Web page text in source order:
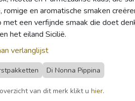
romige en aromatische smaken
een verfijnde smaak die doet
het eiland Sicilië.
verlanglijst
Di Nonna Pippina
van dit merk klikt u hier.